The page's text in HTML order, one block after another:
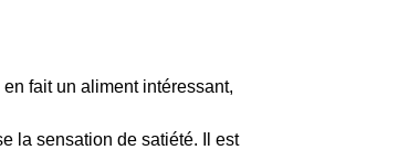
fait un aliment intéressant,
la sensation de satiété. Il est